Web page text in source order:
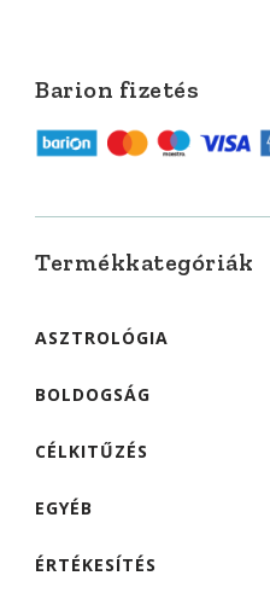
Barion fizetés
Termékkategóriák
ASZTROLÓGIA
BOLDOGSÁG
CÉLKITŰZÉS
EGYÉB
ÉRTÉKESÍTÉS